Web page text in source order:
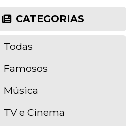
CATEGORIAS
Todas
Famosos
Música
TV e Cinema